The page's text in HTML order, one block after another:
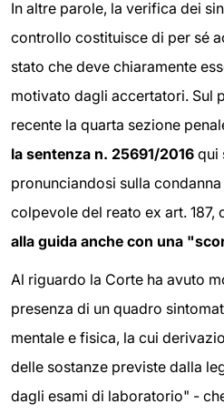
In altre parole, la verifica dei
controllo costituisce di per sé
stato che deve chiaramente
motivato dagli accertatori. Sul
recente la quarta sezione
la sentenza n. 25691/2016 qui
pronunciandosi sulla
colpevole del reato ex art. 187,
alla guida anche con una
Al riguardo la Corte ha avuto
presenza di un quadro
mentale e fisica, la cui
delle sostanze previste dalla
dagli esami di laboratorio" -